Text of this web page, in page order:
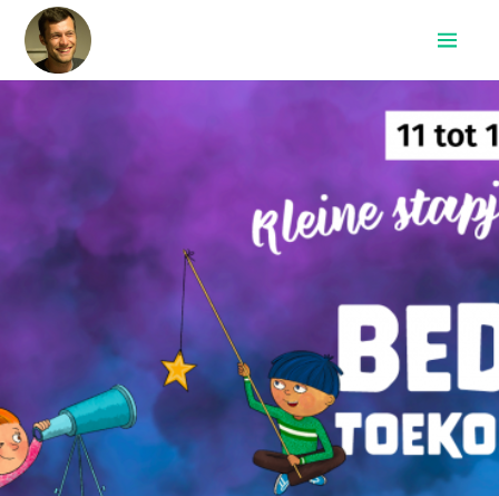
Home
Recepten
Archief
Search